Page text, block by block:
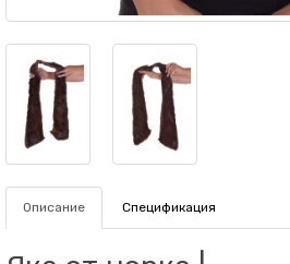
Описание Спецификация